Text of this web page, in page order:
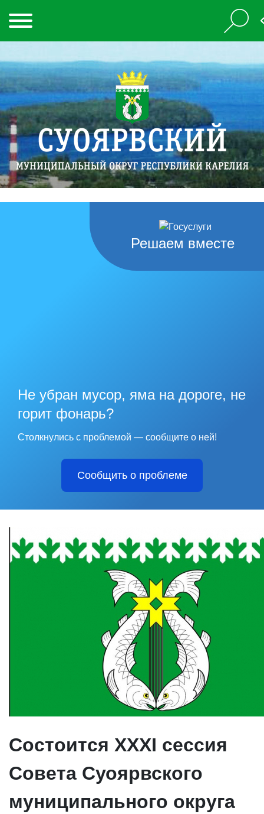
Решаем вместе
Не убран мусор, яма на дороге, не
горит фонарь?
Столкнулись с проблемой — сообщите о ней!
Сообщить о проблеме
Состоится ХХХI сессия
Совета Суоярвского
муниципального округа